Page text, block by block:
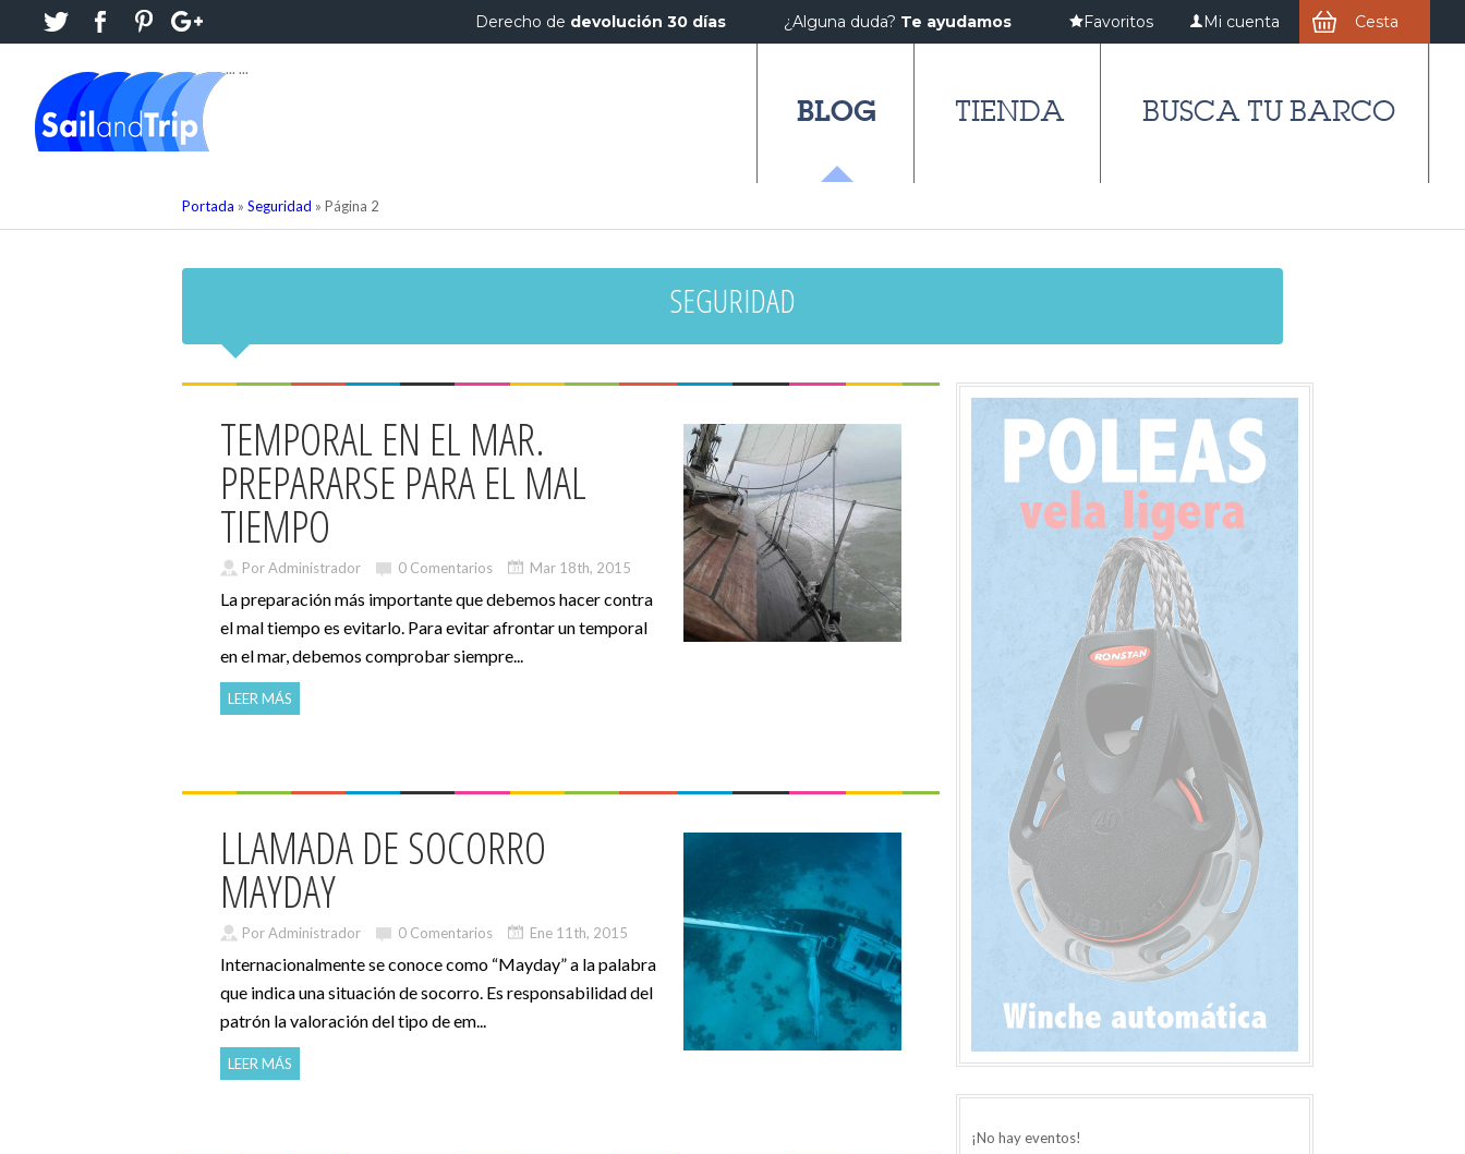
Derecho de devolución 30 días ¿Alguna duda? Te ayudamos Favoritos Mi cuenta Cesta
BLOG TIENDA BUSCA TU BARCO
... ...
Portada » Seguridad » Página 2
SEGURIDAD
TEMPORAL EN EL MAR.
PREPARARSE PARA EL MAL
TIEMPO
Por Administrador 0 Comentarios Mar 18th, 2015
La preparación más importante que debemos hacer contra
el mal tiempo es evitarlo. Para evitar afrontar un temporal
en el mar, debemos comprobar siempre...
LEER MÁS
LLAMADA DE SOCORRO
MAYDAY
Por Administrador 0 Comentarios Ene 11th, 2015
Internacionalmente se conoce como “Mayday” a la palabra
que indica una situación de socorro. Es responsabilidad del
patrón la valoración del tipo de em...
LEER MÁS
¡No hay eventos!